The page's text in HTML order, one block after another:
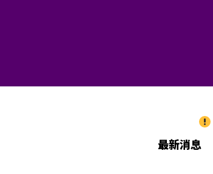
最新消息